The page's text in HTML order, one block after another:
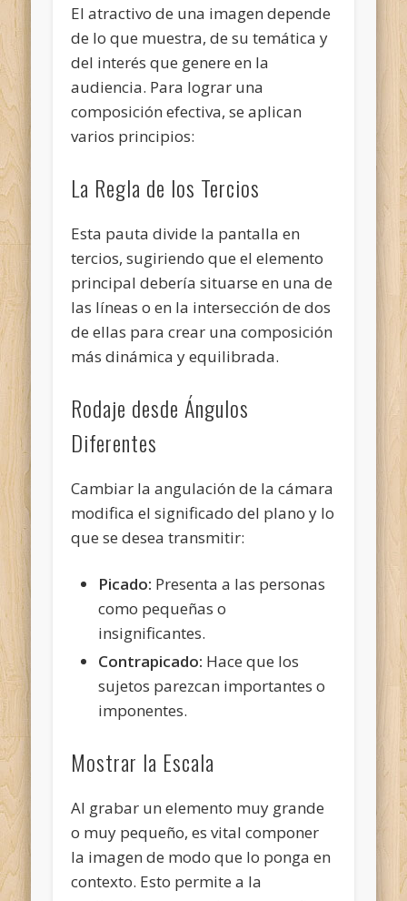
El atractivo de una imagen depende
de lo que muestra, de su temática y
del interés que genere en la
audiencia. Para lograr una
composición efectiva, se aplican
varios principios:
La Regla de los Tercios
Esta pauta divide la pantalla en
tercios, sugiriendo que el elemento
principal debería situarse en una de
las líneas o en la intersección de dos
de ellas para crear una composición
más dinámica y equilibrada.
Rodaje desde Ángulos
Diferentes
Cambiar la angulación de la cámara
modifica el significado del plano y lo
que se desea transmitir:
Picado: Presenta a las personas
como pequeñas o
insignificantes.
Contrapicado: Hace que los
sujetos parezcan importantes o
imponentes.
Mostrar la Escala
Al grabar un elemento muy grande
o muy pequeño, es vital componer
la imagen de modo que lo ponga en
contexto. Esto permite a la